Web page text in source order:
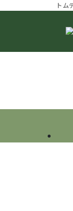
トム